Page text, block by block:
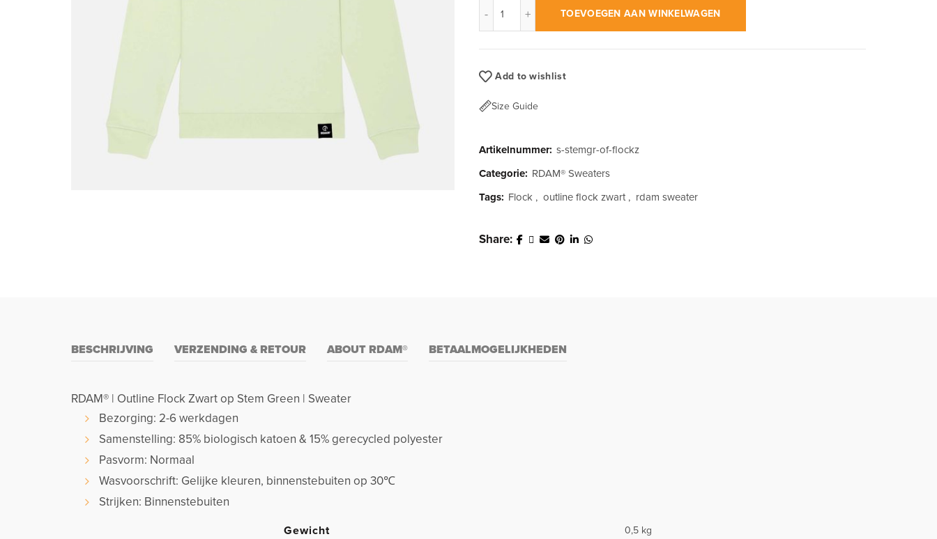
TOEVOEGEN AAN WINKELWAGEN
Add to wishlist
Size Guide
Artikelnummer: s-stemgr-of-flockz
Categorie: RDAM® Sweaters
Tags: Flock , outline flock zwart , rdam sweater
Share
BESCHRIJVING VERZENDING & RETOUR ABOUT RDAM® BETAALMOGELIJKHEDEN
RDAM® | Outline Flock Zwart op Stem Green | Sweater
Bezorging: 2-6 werkdagen
Samenstelling: 85% biologisch katoen & 15% gerecycled polyester
Pasvorm: Normaal
Wasvoorschrift: Gelijke kleuren, binnenstebuiten op 30℃
Strijken: Binnenstebuiten
Gewicht 0,5 kg